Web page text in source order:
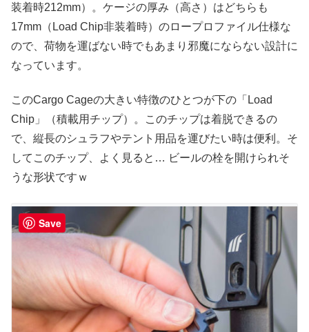
装着時212mm）。ケージの厚み（高さ）はどちらも
17mm（Load Chip非装着時）のロープロファイル仕様な
ので、荷物を運ばない時でもあまり邪魔にならない設計に
なっています。
このCargo Cageの大きい特徴のひとつが下の「Load
Chip」（積載用チップ）。このチップは着脱できるの
で、縦長のシュラフやテント用品を運びたい時は便利。そ
してこのチップ、よく見ると… ビールの栓を開けられそ
うな形状ですｗ
Save